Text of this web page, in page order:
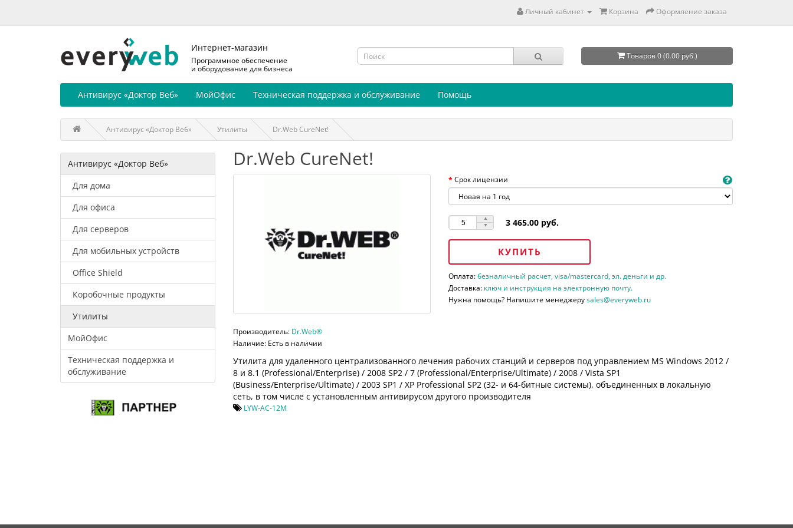
Личный кабинет Корзина Оформление заказа
Интернет-магазин
Программное обеспечение
и оборудование для бизнеса
Товаров 0 (0.00 руб.)
Антивирус «Доктор Веб» МойОфис Техническая поддержка и обслуживание Помощь
Антивирус «Доктор Веб» Утилиты Dr.Web CureNet!
Антивирус «Доктор Веб»
Для дома
Для офиса
Для серверов
Для мобильных устройств
Office Shield
Коробочные продукты
Утилиты
МойОфис
Техническая поддержка и
обслуживание
Dr.Web CureNet!
Производитель: Dr.Web®
Наличие: Есть в наличии
Срок лицензии
3 465.00 руб.
КУПИТЬ
Оплата:безналичный расчет, visa/mastercard, эл. деньги и др.
Доставка: ключ и инструкция на электронную почту.
Нужна помощь? Напишите менеджеруsales@everyweb.ru
Утилита для удаленного централизованного лечения рабочих станций и серверов под управлением MS Windows 2012 /
8 и 8.1 (Professional/Enterprise) / 2008 SP2 / 7 (Professional/Enterprise/Ultimate) / 2008 / Vista SP1
(Business/Enterprise/Ultimate) / 2003 SP1 / XP Professional SP2 (32- и 64-битные системы), объединенных в локальную
сеть, в том числе с установленным антивирусом другого производителя
LYW-AC-12M